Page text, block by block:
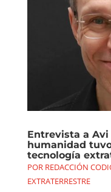
Entrevista a Avi
humanidad
tecnología
POR REDACCIÓN
EXTRATERRESTRE